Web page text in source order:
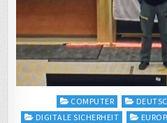
Posted
in
COMPUTER
DIGITALE SICHERHEIT